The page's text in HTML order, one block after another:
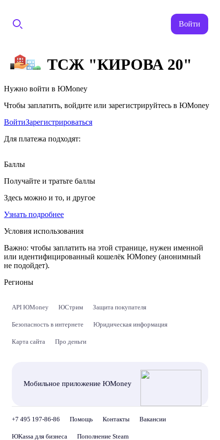
Войти
ТСЖ "КИРОВА 20"
Нужно войти в ЮMoney
Чтобы заплатить, войдите или зарегистрируйтесь в ЮMoney
ВойтиЗарегистрироваться
Для платежа подходят:
Баллы
Получайте и тратьте баллы
Здесь можно и то, и другое
Узнать подробнее
Условия использования
Важно: чтобы заплатить на этой странице, нужен именной
или идентифицированный кошелёк ЮMoney (анонимный
не подойдет).
Регионы
API ЮMoney ЮСтрим Защита покупателя
Безопасность в интернете Юридическая информация
Карта сайта Про деньги
Мобильное приложение ЮMoney
+7 495 197-86-86 Помощь Контакты Вакансии
ЮKassa для бизнеса Пополнение Steam